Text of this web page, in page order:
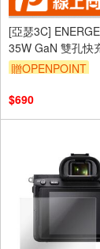
[亞瑟3C]
35W GaN 雙孔快
PD快充 + QC3.0
贈OPENPOINT
$690